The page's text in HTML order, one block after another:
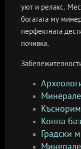
уют и релакс.
богатата му
перфектната
почивка.
Конна
Градски